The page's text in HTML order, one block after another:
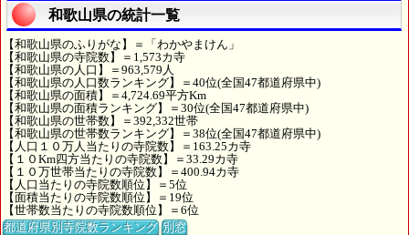
和歌山県の統計一覧
【和歌山県のふりがな】＝「わかやまけん」
【和歌山県の寺院数】＝1,573カ寺
【和歌山県の人口】＝963,579人
【和歌山県の人口数ランキング】＝40位(全国47都道府県中)
【和歌山県の面積】＝4,724.69平方Km
【和歌山県の面積ランキング】＝30位(全国47都道府県中)
【和歌山県の世帯数】＝392,332世帯
【和歌山県の世帯数ランキング】＝38位(全国47都道府県中)
【人口１０万人当たりの寺院数】＝163.25カ寺
【１０Km四方当たりの寺院数】＝33.29カ寺
【１０万世帯当たりの寺院数】＝400.94カ寺
【人口当たりの寺院数順位】＝5位
【面積当たりの寺院数順位】＝19位
【世帯数当たりの寺院数順位】＝6位
都道府県別寺院数ランキング 別窓